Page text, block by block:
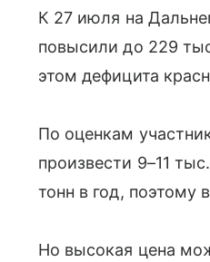
К 27 июля на
повысили до 229
этом дефицита
По оценкам
произвести 9–11
тонн в год, поэтому
Но высокая цена